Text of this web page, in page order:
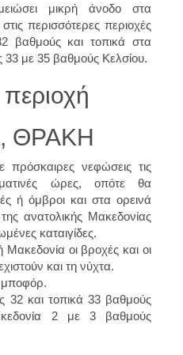
μικρή άνοδο στα
περισσότερες περιοχές
βαθμούς και τοπικά στα
33 με 35 βαθμούς Κελσίου.
ΘΡΑΚΗ
πρόσκαιρες νεφώσεις τις
ώρες, οπότε θα
ή όμβροι και στα ορεινά
ανατολικής Μακεδονίας
καταιγίδες.
Μακεδονία οι βροχές και οι
και τη νύχτα.
μποφόρ.
και τοπικά 33 βαθμούς
2 με 3 βαθμούς